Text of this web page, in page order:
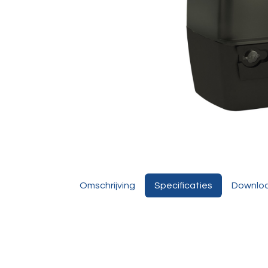
Omschrijving Specificaties